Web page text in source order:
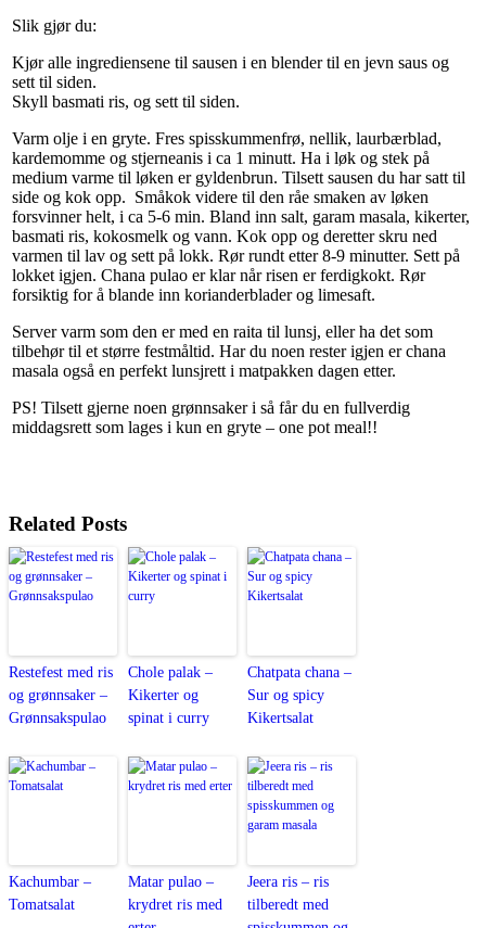
Slik gjør du:
Kjør alle ingrediensene til sausen i en blender til en jevn saus og
sett til siden.
Skyll basmati ris, og sett til siden.
Varm olje i en gryte. Fres spisskummenfrø, nellik, laurbærblad,
kardemomme og stjerneanis i ca 1 minutt. Ha i løk og stek på
medium varme til løken er gyldenbrun. Tilsett sausen du har satt til
side og kok opp. Småkok videre til den råe smaken av løken
forsvinner helt, i ca 5-6 min. Bland inn salt, garam masala, kikerter,
basmati ris, kokosmelk og vann. Kok opp og deretter skru ned
varmen til lav og sett på lokk. Rør rundt etter 8-9 minutter. Sett på
lokket igjen. Chana pulao er klar når risen er ferdigkokt. Rør
forsiktig for å blande inn korianderblader og limesaft.
Server varm som den er med en raita til lunsj, eller ha det som
tilbehør til et større festmåltid. Har du noen rester igjen er chana
masala også en perfekt lunsjrett i matpakken dagen etter.
PS! Tilsett gjerne noen grønnsaker i så får du en fullverdig
middagsrett som lages i kun en gryte – one pot meal!!
Related Posts
Restefest med ris
og grønnsaker –
Grønnsakspulao
Chole palak –
Kikerter og
spinat i curry
Chatpata chana –
Sur og spicy
Kikertsalat
Kachumbar –
Tomatsalat
Matar pulao –
krydret ris med
Jeera ris – ris
tilberedt med